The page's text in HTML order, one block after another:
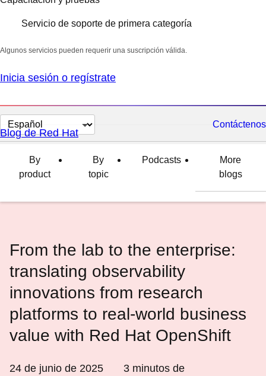
Servicio de soporte de primera categoría
Algunos servicios pueden requerir una suscripción válida.
Inicia sesión o regístrate
Cambiar
el
idioma
Contáctenos
Blog de Red Hat
By
product
By
topic
Podcasts
More
blogs
From the lab to the enterprise:
translating observability
innovations from research
platforms to real-world business
value with Red Hat OpenShift
24 de junio de 2025 3 minutos de